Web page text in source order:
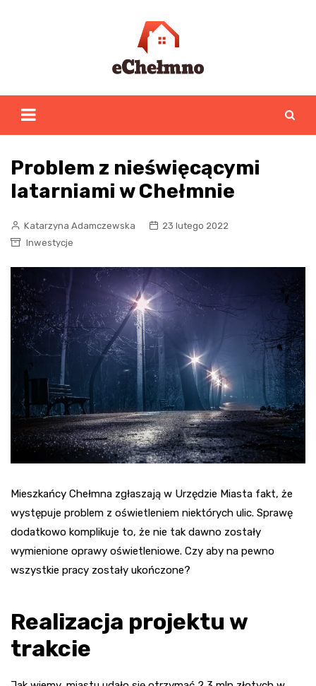
Problem z nieświęcącymi
latarniami w Chełmnie
Katarzyna Adamczewska
23 lutego 2022
Inwestycje
Mieszkańcy Chełmna zgłaszają w Urzędzie Miasta fakt, że
występuje problem z oświetleniem niektórych ulic. Sprawę
dodatkowo komplikuje to, że nie tak dawno zostały
wymienione oprawy oświetleniowe. Czy aby na pewno
wszystkie pracy zostały ukończone?
Realizacja projektu w
trakcie